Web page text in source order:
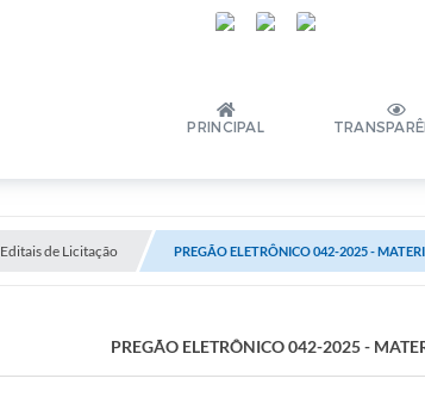
PRINCIPAL
Editais de Licitação PREGÃO ELETRÔNICO 042-2025 -
PREGÃO ELETRÔNICO 042-2025 -